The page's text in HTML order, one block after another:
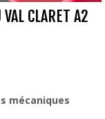
CLARET A2
mécaniques